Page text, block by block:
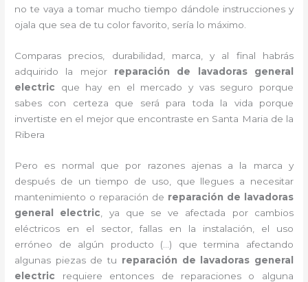
no te vaya a tomar mucho tiempo dándole instrucciones y
ojala que sea de tu color favorito, sería lo máximo.
Comparas precios, durabilidad, marca, y al final habrás
adquirido la mejor reparación de lavadoras general
electric que hay en el mercado y vas seguro porque
sabes con certeza que será para toda la vida porque
invertiste en el mejor que encontraste en Santa Maria de la
Ribera
Pero es normal que por razones ajenas a la marca y
después de un tiempo de uso, que llegues a necesitar
mantenimiento o reparación de reparación de lavadoras
general electric , ya que se ve afectada por cambios
eléctricos en el sector, fallas en la instalación, el uso
erróneo de algún producto (…) que termina afectando
algunas piezas de tu reparación de lavadoras general
electric requiere entonces de reparaciones o alguna